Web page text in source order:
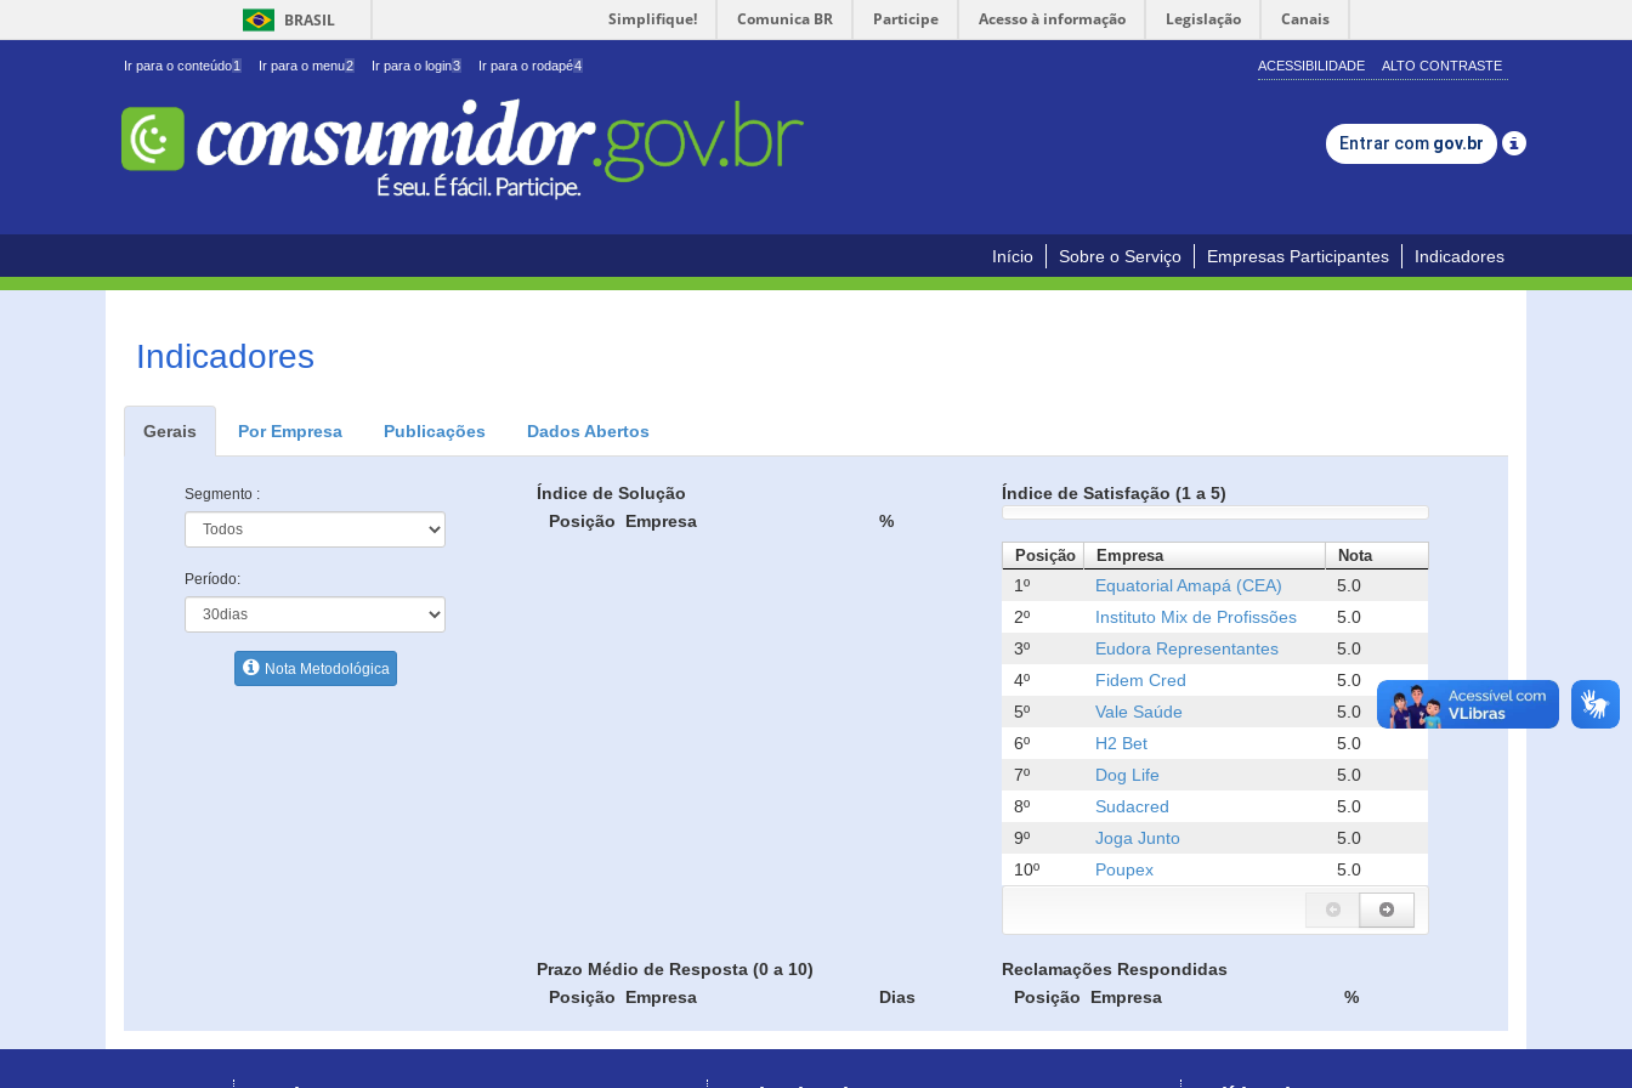
BRASIL Simplifique! Comunica BR Participe Acesso à informação Legislação Canais
Ir para o conteúdo1 Ir para o menu2 Ir para o login3 Ir para o rodapé4 ACESSIBILIDADE ALTO CONTRASTE
Entrar com gov.br
Início Sobre o Serviço Empresas Participantes Indicadores
Indicadores
Gerais Por Empresa Publicações Dados Abertos
Segmento :
Período:
Nota Metodológica
Índice de Solução
Posição
Empresa %
Índice de Satisfação (1 a 5)
Posição Empresa Nota
1º Equatorial Amapá (CEA)
5.0
2º
Instituto Mix de Profissões
5.0
3º
Eudora Representantes
5.0
4º
Fidem Cred
5.0
5º
Vale Saúde
5.0
6º
H2 Bet
5.0
7º
Dog Life
5.0
8º
Sudacred
5.0
9º
Joga Junto
5.0
10º
Poupex 5.0
Prazo Médio de Resposta (0 a 10)
Posição
Empresa Dias
Reclamações Respondidas
Posição
Empresa %